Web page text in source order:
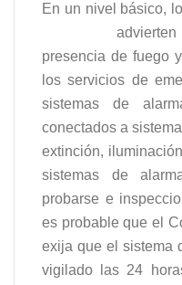
En un nivel básico,
presencia de fuego
los servicios de
sistemas de
conectados a
extinción,
sistemas de
probarse e
es probable que el
exija que el sistema
vigilado las 24